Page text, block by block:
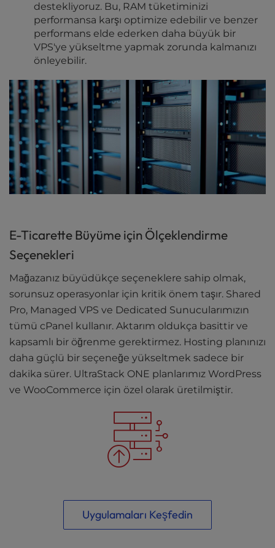
destekliyoruz. Bu, RAM tüketiminizi
performansa karşı optimize edebilir ve benzer
performans elde ederken daha büyük bir
VPS'ye yükseltme yapmak zorunda kalmanızı
önleyebilir.
E-Ticarette Büyüme için Ölçeklendirme
Seçenekleri
Mağazanız büyüdükçe seçeneklere sahip olmak,
sorunsuz operasyonlar için kritik önem taşır. Shared
Pro, Managed VPS ve Dedicated Sunucularımızın
tümü cPanel kullanır. Aktarım oldukça basittir ve
kapsamlı bir öğrenme gerektirmez. Hosting planınızı
daha güçlü bir seçeneğe yükseltmek sadece bir
dakika sürer. UltraStack ONE planlarımız WordPress
ve WooCommerce için özel olarak üretilmiştir.
Uygulamaları Keşfedin